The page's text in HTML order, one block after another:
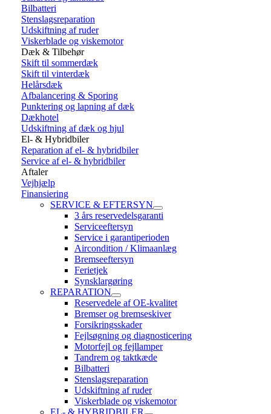
Bilbatteri
Stenslagsreparation
Udskiftning af ruder
Viskerblade og viskemotor
Dæk & Tilbehør
Skift til sommerdæk
Skift til vinterdæk
Helårsdæk
Afbalancering & Sporing
Punktering og lapning af dæk
Dækhotel
Udskiftning af dæk og hjul
El- & Hybridbiler
Reparation af el- & hybridbiler
Service af el- & hybridbiler
Aftaler
Vejhjælp
Finansiering
SERVICE & EFTERSYN
3 års reservedelsgaranti
Serviceeftersyn
Service i garantiperioden
Aircondition / Klimaanlæg
Bremseeftersyn
Ferietjek
Synsklargøring
REPARATION
Reservedele af OE-kvalitet
Bremser og bremseskiver
Forsikringsskader
Fejlsøgning og diagnosticering
Motorfejl og fejllamper
Tandrem og taktkæde
Bilbatteri
Stenslagsreparation
Udskiftning af ruder
Viskerblade og viskemotor
EL- & HYBRIDBILER